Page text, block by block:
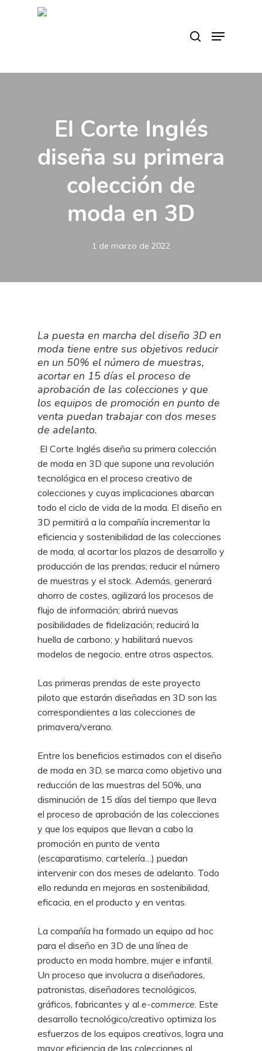
Menu
El Corte Inglés
diseña su primera
colección de
moda en 3D
1 de marzo de 2022
La puesta en marcha del diseño 3D en
moda tiene entre sus objetivos reducir
en un 50% el número de muestras,
acortar en 15 días el proceso de
aprobación de las colecciones y que
los equipos de promoción en punto de
venta puedan trabajar con dos meses
de adelanto.
El Corte Inglés diseña su primera colección
de moda en 3D que supone una revolución
tecnológica en el proceso creativo de
colecciones y cuyas implicaciones abarcan
todo el ciclo de vida de la moda. El diseño en
3D permitirá a la compañía incrementar la
eficiencia y sostenibilidad de las colecciones
de moda, al acortar los plazos de desarrollo y
producción de las prendas; reducir el número
de muestras y el stock. Además, generará
ahorro de costes, agilizará los procesos de
flujo de información; abrirá nuevas
posibilidades de fidelización; reducirá la
huella de carbono; y habilitará nuevos
modelos de negocio, entre otros aspectos.
Las primeras prendas de este proyecto
piloto que estarán diseñadas en 3D son las
correspondientes a las colecciones de
primavera/verano.
Entre los beneficios estimados con el diseño
de moda en 3D, se marca como objetivo una
reducción de las muestras del 50%, una
disminución de 15 días del tiempo que lleva
el proceso de aprobación de las colecciones
y que los equipos que llevan a cabo la
promoción en punto de venta
(escaparatismo, cartelería…) puedan
intervenir con dos meses de adelanto. Todo
ello redunda en mejoras en sostenibilidad,
eficacia, en el producto y en ventas.
La compañía ha formado un equipo ad hoc
para el diseño en 3D de una línea de
producto en moda hombre, mujer e infantil.
Un proceso que involucra a diseñadores,
patronistas, diseñadores tecnológicos,
gráficos, fabricantes y al e-commerce. Este
desarrollo tecnológico/creativo optimiza los
esfuerzos de los equipos creativos, logra una
mayor eficiencia de las colecciones al